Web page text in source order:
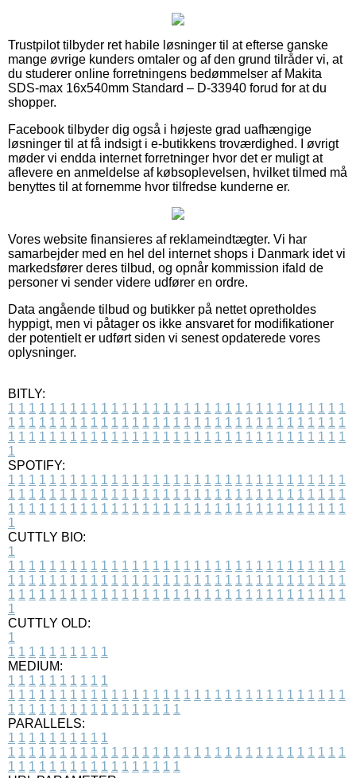
Trustpilot tilbyder ret habile løsninger til at efterse ganske
mange øvrige kunders omtaler og af den grund tilråder vi, at
du studerer online forretningens bedømmelser af Makita
SDS-max 16x540mm Standard – D-33940 forud for at du
shopper.
Facebook tilbyder dig også i højeste grad uafhængige
løsninger til at få indsigt i e-butikkens troværdighed. I øvrigt
møder vi endda internet forretninger hvor det er muligt at
aflevere en anmeldelse af købsoplevelsen, hvilket tilmed må
benyttes til at fornemme hvor tilfredse kunderne er.
Vores website finansieres af reklameindtægter. Vi har
samarbejder med en hel del internet shops i Danmark idet vi
markedsfører deres tilbud, og opnår kommission ifald de
personer vi sender videre udfører en ordre.
Data angående tilbud og butikker på nettet opretholdes
hyppigt, men vi påtager os ikke ansvaret for modifikationer
der potentielt er udført siden vi senest opdaterede vores
oplysninger.
BITLY:
1 1 1 1 1 1 1 1 1 1 1 1 1 1 1 1 1 1 1 1 1 1 1 1 1 1 1 1 1 1 1 1 1
1 1 1 1 1 1 1 1 1 1 1 1 1 1 1 1 1 1 1 1 1 1 1 1 1 1 1 1 1 1 1 1 1
1 1 1 1 1 1 1 1 1 1 1 1 1 1 1 1 1 1 1 1 1 1 1 1 1 1 1 1 1 1 1 1 1
1
SPOTIFY:
1 1 1 1 1 1 1 1 1 1 1 1 1 1 1 1 1 1 1 1 1 1 1 1 1 1 1 1 1 1 1 1 1
1 1 1 1 1 1 1 1 1 1 1 1 1 1 1 1 1 1 1 1 1 1 1 1 1 1 1 1 1 1 1 1 1
1 1 1 1 1 1 1 1 1 1 1 1 1 1 1 1 1 1 1 1 1 1 1 1 1 1 1 1 1 1 1 1 1
1
CUTTLY BIO:
1
1 1 1 1 1 1 1 1 1 1 1 1 1 1 1 1 1 1 1 1 1 1 1 1 1 1 1 1 1 1 1 1 1
1 1 1 1 1 1 1 1 1 1 1 1 1 1 1 1 1 1 1 1 1 1 1 1 1 1 1 1 1 1 1 1 1
1 1 1 1 1 1 1 1 1 1 1 1 1 1 1 1 1 1 1 1 1 1 1 1 1 1 1 1 1 1 1 1 1
1
CUTTLY OLD:
1
1 1 1 1 1 1 1 1 1 1
MEDIUM:
1 1 1 1 1 1 1 1 1 1
1 1 1 1 1 1 1 1 1 1 1 1 1 1 1 1 1 1 1 1 1 1 1 1 1 1 1 1 1 1 1 1 1
1 1 1 1 1 1 1 1 1 1 1 1 1 1 1 1 1
PARALLELS:
1 1 1 1 1 1 1 1 1 1
1 1 1 1 1 1 1 1 1 1 1 1 1 1 1 1 1 1 1 1 1 1 1 1 1 1 1 1 1 1 1 1 1
1 1 1 1 1 1 1 1 1 1 1 1 1 1 1 1 1